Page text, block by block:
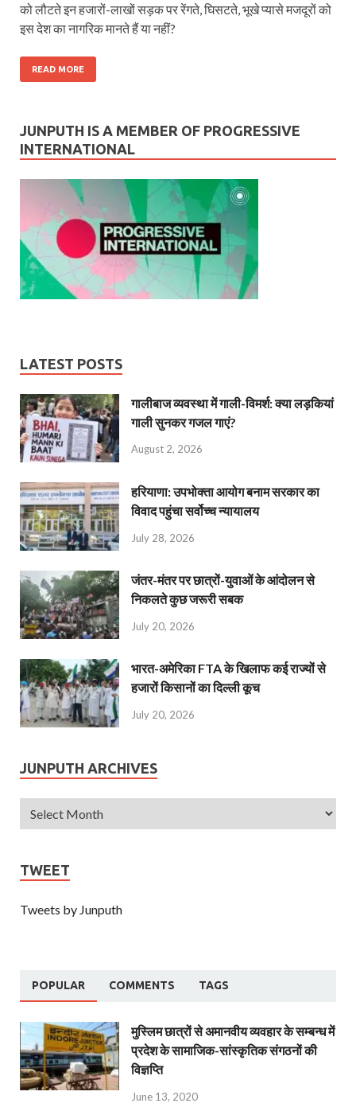
को लौटते इन हजारों-लाखों सड़क पर रेंगते, घिसटते, भूखे प्यासे मजदूरों को
इस देश का नागरिक मानते हैं या नहीं?
READ MORE
JUNPUTH IS A MEMBER OF PROGRESSIVE
INTERNATIONAL
LATEST POSTS
गालीबाज व्‍यवस्‍था में गाली-विमर्श: क्या लड़कियां
गाली सुनकर गजल गाएं?
August 2, 2026
हरियाणा: उपभोक्ता आयोग बनाम सरकार का
विवाद पहुंचा सर्वोच्च न्यायालय
July 28, 2026
जंतर-मंतर पर छात्रों-युवाओं के आंदोलन से
निकलते कुछ जरूरी सबक
July 20, 2026
भारत-अमेरिका FTA के खिलाफ कई राज्यों से
हजारों किसानों का दिल्ली कूच
July 20, 2026
JUNPUTH ARCHIVES
TWEET
Tweets by Junputh
POPULAR COMMENTS TAGS
मुस्लिम छात्रों से अमानवीय व्यवहार के सम्बन्ध में
प्रदेश के सामाजिक-सांस्कृतिक संगठनों की
विज्ञप्ति
June 13, 2020